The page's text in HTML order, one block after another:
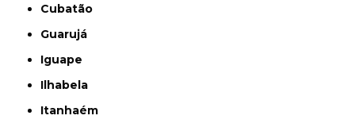
Cubatão
Guarujá
Iguape
Ilhabela
Itanhaém